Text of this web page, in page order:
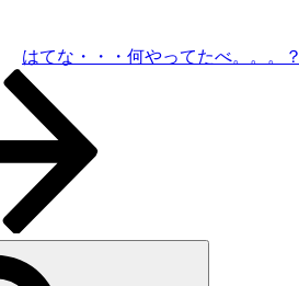
はてな・・・何やってたべ。。。？